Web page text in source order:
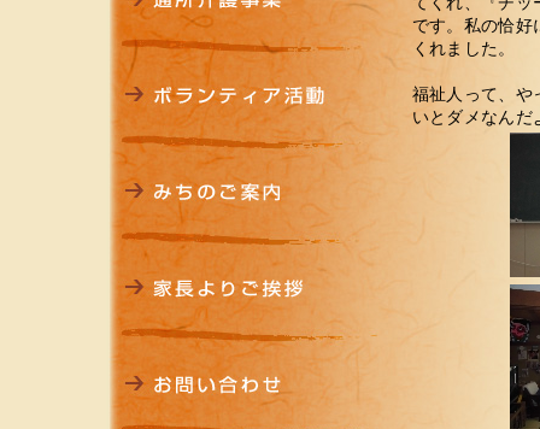
です。私の恰
くれました。
福祉人って、や
いとダメなんだ